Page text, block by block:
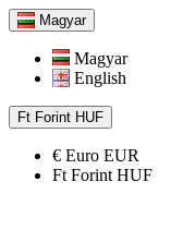
Magyar
Magyar
English
Ft Forint HUF
€ Euro EUR
Ft Forint HUF